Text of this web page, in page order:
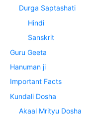
Durga Saptashati
Hindi
Sanskrit
Guru Geeta
Hanuman ji
Important Facts
Kundali Dosha
Akaal Mrityu Dosha